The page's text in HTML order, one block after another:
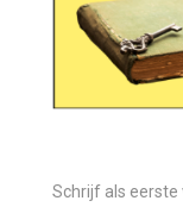
Schrijf als eerste